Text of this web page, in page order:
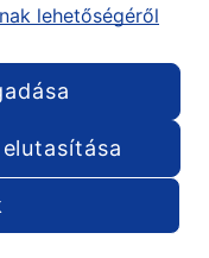
lehetőségéről